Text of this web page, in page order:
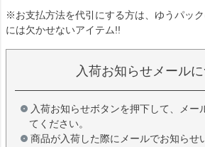
※お支払方法を代引にする方は、ゆうパッ
には欠かせないアイテム!!
入荷お知らせメール
入荷お知らせボタンを押下して、メー
てください。
商品が入荷した際にメールでお知らせ